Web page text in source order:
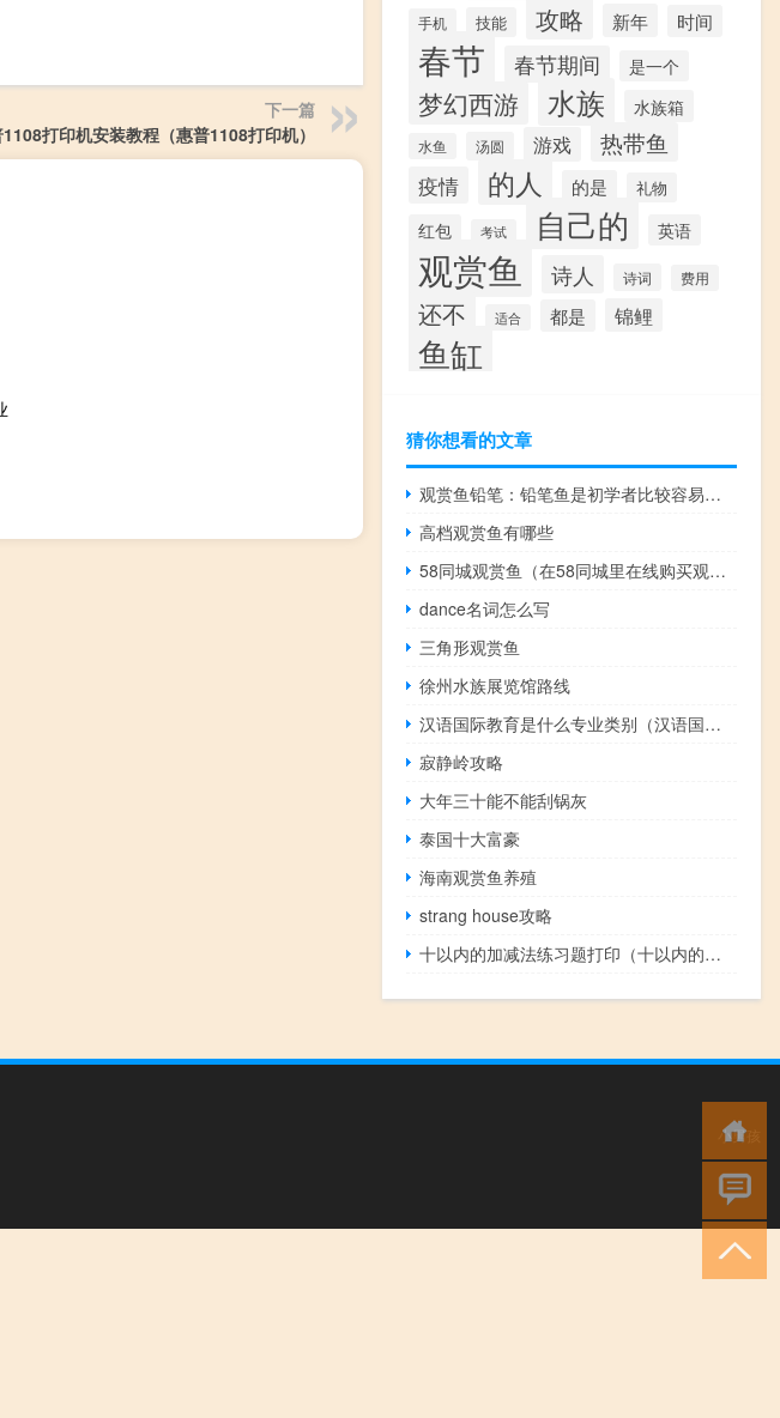
下一篇
打印机安装教程（惠普1108打印机）
手机 技能 攻略 新年 时间
春节 春节期间 是一个
梦幻西游 水族 水族箱
水鱼 汤圆 游戏 热带鱼
疫情 的人 的是 礼物
红包 考试 自己的 英语
观赏鱼 诗人 诗词 费用
还不 适合 都是 锦鲤
鱼缸
猜你想看的文章
观赏鱼铅笔：铅笔鱼是初学者比较容易饲养的观赏鱼
高档观赏鱼有哪些
58同城观赏鱼（在58同城里在线购买观赏鱼靠谱吗？）
dance名词怎么写
三角形观赏鱼
徐州水族展览馆路线
汉语国际教育是什么专业类别（汉语国际教育是什么）
寂静岭攻略
大年三十能不能刮锅灰
泰国十大富豪
海南观赏鱼养殖
strang house攻略
十以内的加减法练习题打印（十以内的加减法练习题）
小男孩